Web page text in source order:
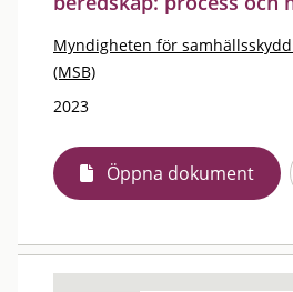
Myndigheten för
(MSB)
2023
Öppna dokument